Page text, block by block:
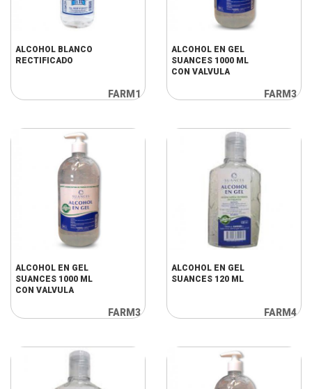
ALCOHOL BLANCO
RECTIFICADO
FARM1
ALCOHOL EN GEL
SUANCES 1000 ML
CON VALVULA
FARM3
ALCOHOL EN GEL
SUANCES 1000 ML
CON VALVULA
FARM3
ALCOHOL EN GEL
SUANCES 120 ML
FARM4